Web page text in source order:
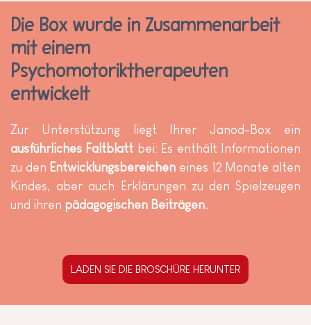
Die Box wurde in Zusammenarbeit
mit einem
Psychomotoriktherapeuten
entwickelt
Zur Unterstützung liegt Ihrer Janod-Box ein
ausführliches Faltblatt bei: Es enthält Informationen
zu den Entwicklungsbereichen eines 12 Monate alten
Kindes, aber auch Erklärungen zu den Spielzeugen
und ihren pädagogischen Beiträgen.
LADEN SIE DIE BROSCHÜRE HERUNTER